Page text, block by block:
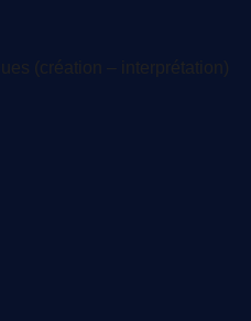
(création – interprétation)